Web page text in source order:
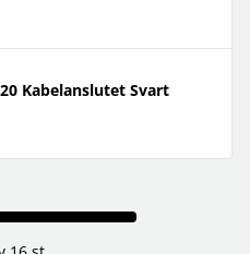
Kabelanslutet Svart